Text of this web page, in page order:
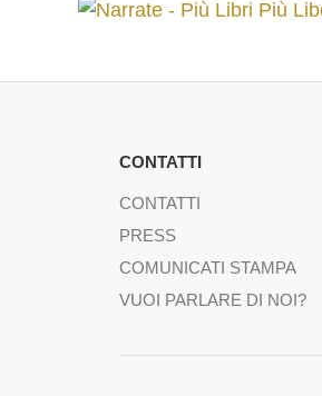
CONTATTI
CONTATTI
PRESS
COMUNICATI STAMPA
VUOI PARLARE DI NOI?